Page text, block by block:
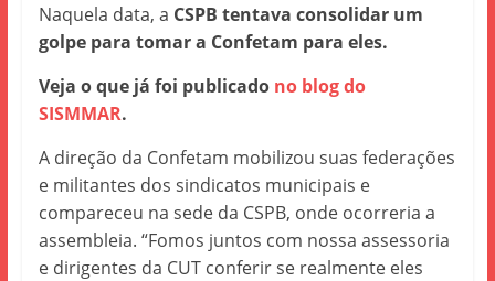
Naquela data, a CSPB tentava consolidar um
golpe para tomar a Confetam para eles.
Veja o que já foi publicado no blog do
SISMMAR.
A direção da Confetam mobilizou suas federações
e militantes dos sindicatos municipais e
compareceu na sede da CSPB, onde ocorreria a
assembleia. “Fomos juntos com nossa assessoria
e dirigentes da CUT conferir se realmente eles